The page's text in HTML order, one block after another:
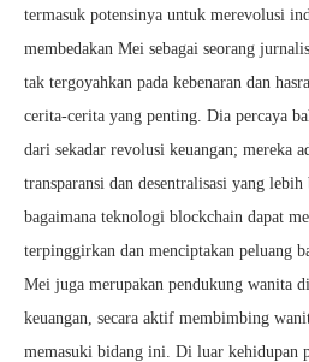
termasuk potensinya untuk merevolusi
membedakan Mei sebagai seorang
tak tergoyahkan pada kebenaran dan
cerita-cerita yang penting. Dia percaya
dari sekadar revolusi keuangan; mereka
transparansi dan desentralisasi yang
bagaimana teknologi blockchain dapat
terpinggirkan dan menciptakan peluang
Mei juga merupakan pendukung wanita
keuangan, secara aktif membimbing
memasuki bidang ini. Di luar kehidupan